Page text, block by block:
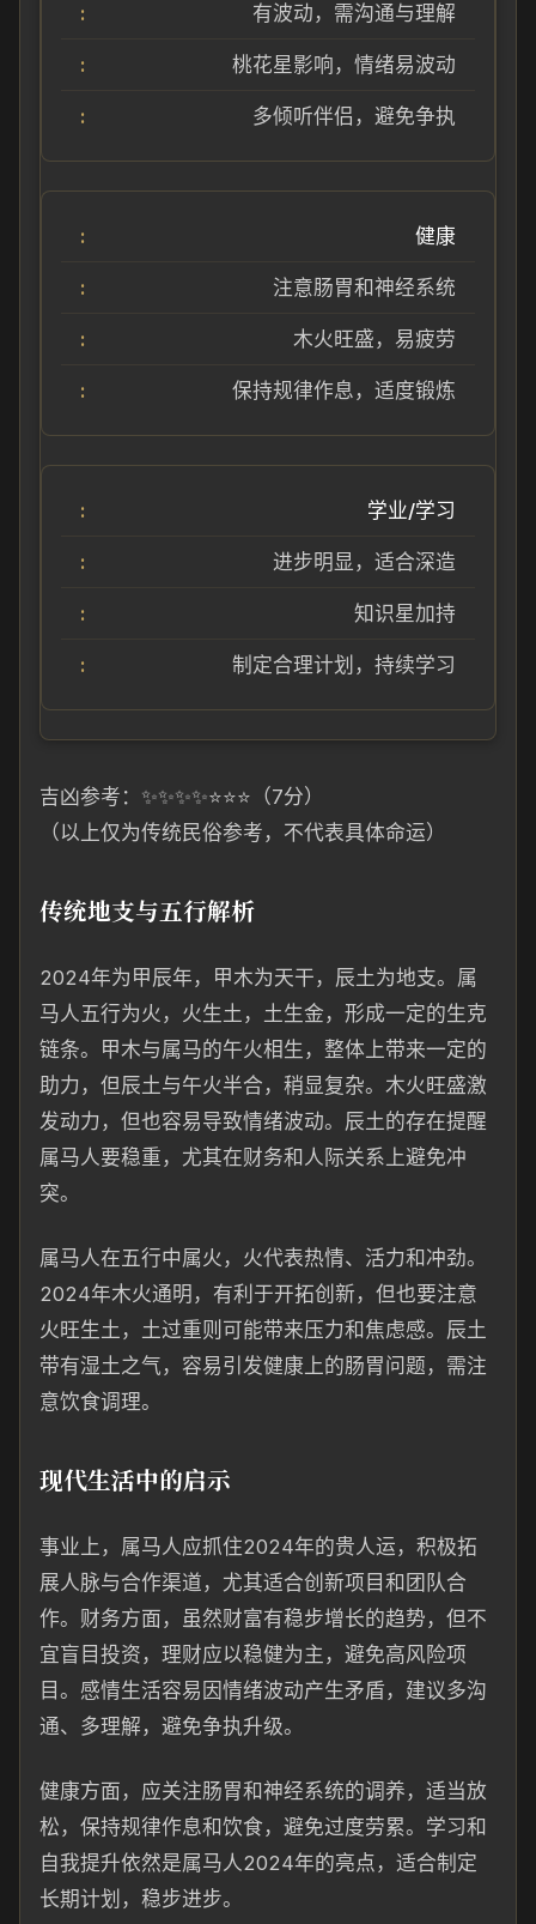
有波动，需沟通与理解
桃花星影响，情绪易波动
多倾听伴侣，避免争执
健康
注意肠胃和神经系统
木火旺盛，易疲劳
保持规律作息，适度锻炼
学业/学习
进步明显，适合深造
知识星加持
制定合理计划，持续学习
吉凶参考：✨✨✨✨⭐⭐⭐（7分）
（以上仅为传统民俗参考，不代表具体命运）
传统地支与五行解析
2024年为甲辰年，甲木为天干，辰土为地支。属
马人五行为火，火生土，土生金，形成一定的生克
链条。甲木与属马的午火相生，整体上带来一定的
助力，但辰土与午火半合，稍显复杂。木火旺盛激
发动力，但也容易导致情绪波动。辰土的存在提醒
属马人要稳重，尤其在财务和人际关系上避免冲
突。
属马人在五行中属火，火代表热情、活力和冲劲。
2024年木火通明，有利于开拓创新，但也要注意
火旺生土，土过重则可能带来压力和焦虑感。辰土
带有湿土之气，容易引发健康上的肠胃问题，需注
意饮食调理。
现代生活中的启示
事业上，属马人应抓住2024年的贵人运，积极拓
展人脉与合作渠道，尤其适合创新项目和团队合
作。财务方面，虽然财富有稳步增长的趋势，但不
宜盲目投资，理财应以稳健为主，避免高风险项
目。感情生活容易因情绪波动产生矛盾，建议多沟
通、多理解，避免争执升级。
健康方面，应关注肠胃和神经系统的调养，适当放
松，保持规律作息和饮食，避免过度劳累。学习和
自我提升依然是属马人2024年的亮点，适合制定
长期计划，稳步进步。